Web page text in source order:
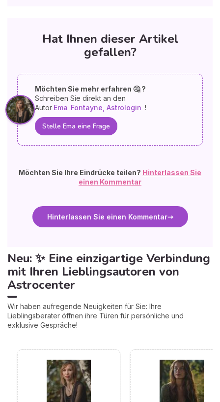
Hat Ihnen dieser Artikel
gefallen?
Möchten Sie mehr erfahren 🤔 ?
Schreiben Sie direkt an den
Autor Ema Fontayne, Astrologin !
Stelle Ema eine Frage
Möchten Sie Ihre Eindrücke teilen? Hinterlassen Sie
einen Kommentar
Hinterlassen Sie einen Kommentar
Neu: ✨ Eine einzigartige Verbindung
mit Ihren Lieblingsautoren von
Astrocenter
Wir haben aufregende Neuigkeiten für Sie: Ihre
Lieblingsberater öffnen ihre Türen für persönliche und
exklusive Gespräche!